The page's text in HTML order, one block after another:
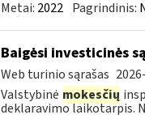
Metai: 2022 Pagrindinis:
Baigėsi investicinės
Web turinio sąrašas
Valstybinė mokesčių
deklaravimo laikotarpis.